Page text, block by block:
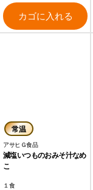
カゴに入れる
常温
アサヒＧ食品
減塩いつものおみそ汁なめ
こ
１食